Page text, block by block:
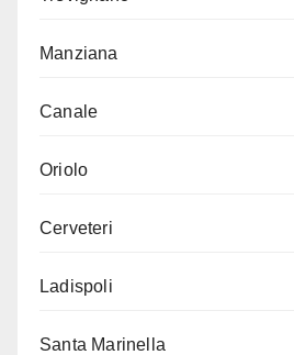
Manziana
Canale
Oriolo
Cerveteri
Ladispoli
Santa Marinella